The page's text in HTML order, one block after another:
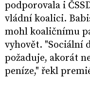
podporovala i
vládní koalici.
mohl koaličnímu
vyhovět. "Sociální
požaduje, akorát
peníze," řekl